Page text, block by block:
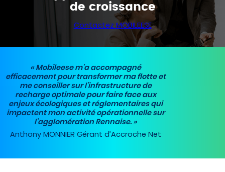
de croissance
Contactez MOBILEESE
« Mobileese m’a accompagné
efficacement pour transformer ma flotte et
me conseiller sur l’infrastructure de
recharge optimale pour faire face aux
enjeux écologiques et réglementaires qui
impactent mon activité opérationnelle sur
l’agglomération Rennaise. »
Anthony MONNIER Gérant d’Accroche Net